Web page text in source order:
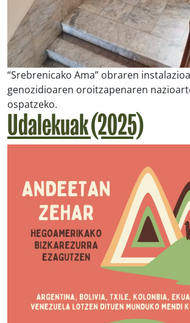
“Srebrenicako Ama” obraren
genozidioaren oroitzapenaren
ospatzeko.
Udalekuak (2025)